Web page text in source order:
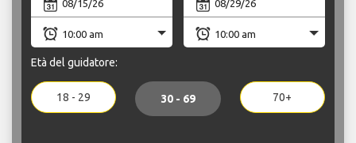
Età del guidatore:
18 - 29 30 - 69 70+